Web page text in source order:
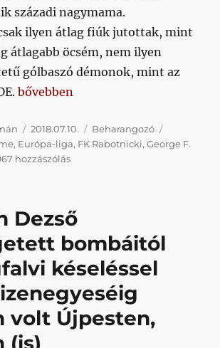
századi nagymama.
ilyen átlag fiúk jutottak, mint
átlagabb öcsém, nem ilyen
gólbaszó démonok, mint az
„Kit érdekel, hogy az ISTENI
bővebben
Közzétéve
2018.07.10. Kategória
Beharangozó
, Európa-liga, FK Rabotnicki,George F.
hozzászólásKit
ISTENI
elment
a
Fradiba?
Én
Kispesten
maradtam
Dezső
bombáitól
késeléssel
volt Újpesten,
(is)